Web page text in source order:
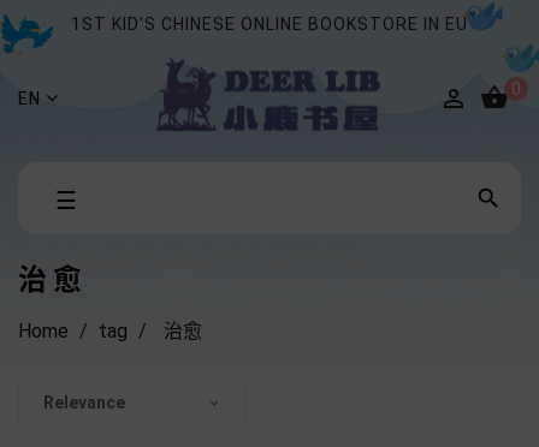
1ST KID'S CHINESE ONLINE BOOKSTORE IN EU
EN  0
Toggle
☰ 
治愈
Home tag 治愈
Relevance 